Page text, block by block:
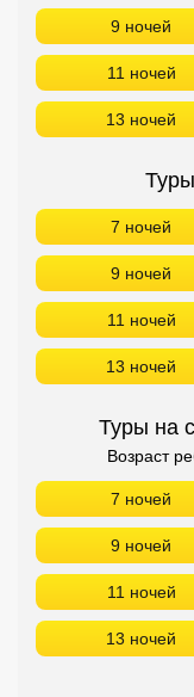
9 ночей
11 ночей
13 ночей
7 ночей
9 ночей
11 ночей
13 ночей
Туры на
Возраст
7 ночей
9 ночей
11 ночей
13 ночей